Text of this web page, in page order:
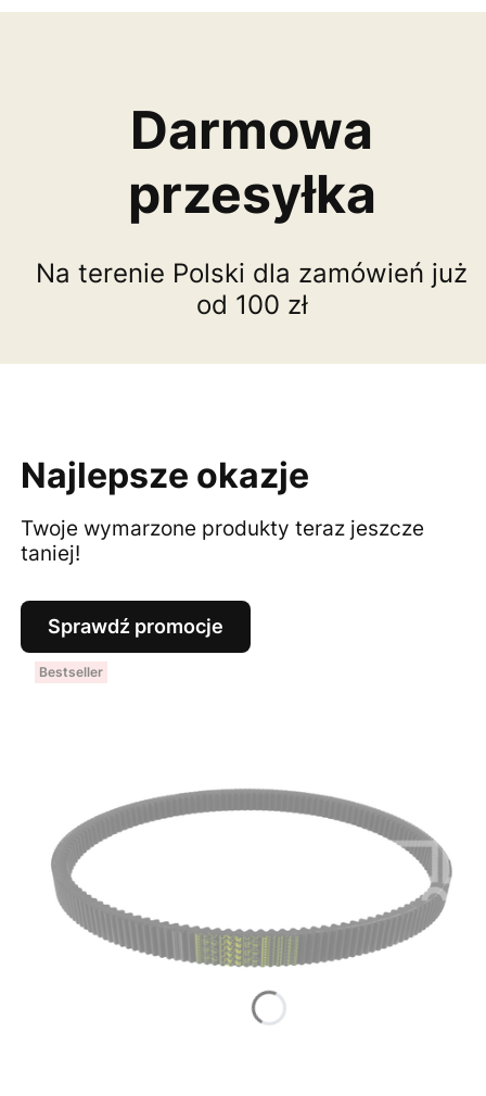
Darmowa
przesyłka
Na terenie Polski dla zamówień już
od 100 zł
Najlepsze okazje
Twoje wymarzone produkty teraz jeszcze
taniej!
Sprawdź promocje
Bestseller